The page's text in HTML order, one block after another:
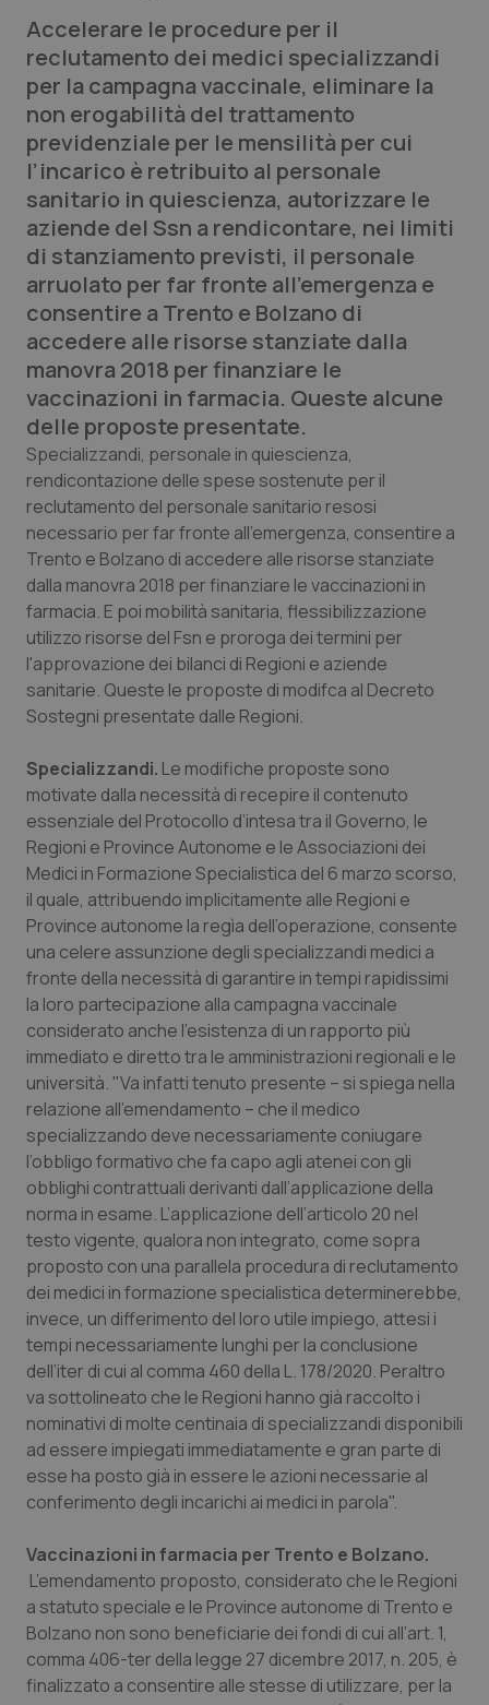
QS Pro
Professionisti Sanitari.AI
Abruzzo
Basilicata
Calabria
Campania
Emilia-Romagna
Friuli Venezia Giulia
Lazio
Liguria
Lombardia
Marche
Molise
Piemonte
Provincia Autonoma di Bolzano
Provincia Autonoma di Trento
Puglia
Sardegna
Sicilia
Toscana
Umbria
Valle D’Aosta
Veneto
QS Pro Gold
Artrite & artrosi
Asma & BPCO
Car-T
Colesterolo & coronaropatie
Dermatite Atopica
Diabete & glucometri
Disturbi dell’umore
Dolore
Donna & Salute
Epatiti
HIV
Infezioni & Febbre
Ipertensione & Scompenso
Malattie rare
Malattia di Crohn & Rettocolite Ulcerosa
Neuroscienze & patologie neurodegenerative
Obesità
Oftalmologia
Oncodermatologia
Oncoematologia
Oncologia & Nutrizione
Psoriasi & pelle
Quotidiano Cardiologia
Quotidiano Chirurgia
Quotidiano Oncologia
Quotidiano Pediatria
Rene & patologie urogenitali
QS Club Newsletter
Accelerare le procedure per il
reclutamento dei medici specializzandi
per la campagna vaccinale, eliminare la
non erogabilità del trattamento
previdenziale per le mensilità per cui
l’incarico è retribuito al personale
sanitario in quiescienza, autorizzare le
aziende del Ssn a rendicontare, nei limiti
di stanziamento previsti, il personale
arruolato per far fronte all'emergenza e
consentire a Trento e Bolzano di
accedere alle risorse stanziate dalla
manovra 2018 per finanziare le
vaccinazioni in farmacia. Queste alcune
delle proposte presentate.
Specializzandi, personale in quiescienza,
rendicontazione delle spese sostenute per il
reclutamento del personale sanitario resosi
necessario per far fronte all'emergenza, consentire a
Trento e Bolzano di accedere alle risorse stanziate
dalla manovra 2018 per finanziare le vaccinazioni in
farmacia. E poi mobilità sanitaria, flessibilizzazione
utilizzo risorse del Fsn e proroga dei termini per
l'approvazione dei bilanci di Regioni e aziende
sanitarie. Queste le proposte di modifca al Decreto
Sostegni presentate dalle Regioni.
Specializzandi. Le modifiche proposte sono
motivate dalla necessità di recepire il contenuto
essenziale del Protocollo d’intesa tra il Governo, le
Regioni e Province Autonome e le Associazioni dei
Medici in Formazione Specialistica del 6 marzo scorso,
il quale, attribuendo implicitamente alle Regioni e
Province autonome la regìa dell’operazione, consente
una celere assunzione degli specializzandi medici a
fronte della necessità di garantire in tempi rapidissimi
la loro partecipazione alla campagna vaccinale
considerato anche l’esistenza di un rapporto più
immediato e diretto tra le amministrazioni regionali e le
università. "Va infatti tenuto presente – si spiega nella
relazione all'emendamento – che il medico
specializzando deve necessariamente coniugare
l’obbligo formativo che fa capo agli atenei con gli
obblighi contrattuali derivanti dall’applicazione della
norma in esame. L’applicazione dell’articolo 20 nel
testo vigente, qualora non integrato, come sopra
proposto con una parallela procedura di reclutamento
dei medici in formazione specialistica determinerebbe,
invece, un differimento del loro utile impiego, attesi i
tempi necessariamente lunghi per la conclusione
dell’iter di cui al comma 460 della L. 178/2020. Peraltro
va sottolineato che le Regioni hanno già raccolto i
nominativi di molte centinaia di specializzandi disponibili
ad essere impiegati immediatamente e gran parte di
esse ha posto già in essere le azioni necessarie al
conferimento degli incarichi ai medici in parola".
Vaccinazioni in farmacia per Trento e Bolzano.
L’emendamento proposto, considerato che le Regioni
a statuto speciale e le Province autonome di Trento e
Bolzano non sono beneficiarie dei fondi di cui all’art. 1,
comma 406-ter della legge 27 dicembre 2017, n. 205, è
finalizzato a consentire alle stesse di utilizzare, per la